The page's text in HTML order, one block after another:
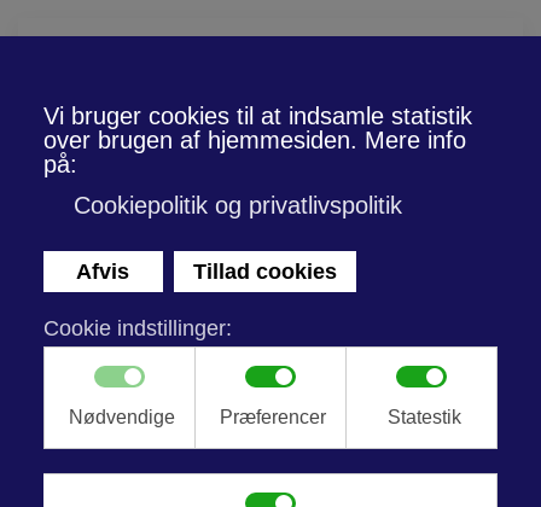
Nyheder
Ny grøn aftale med Brøndby